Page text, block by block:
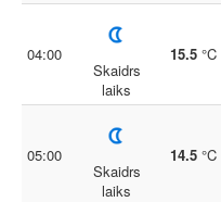
04:00
Skaidrs
laiks
15.5 °C
05:00
Skaidrs
laiks
14.5 °C